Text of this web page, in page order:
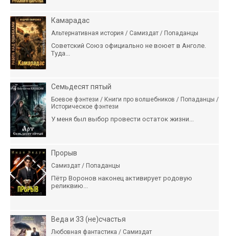
Камарадас
Альтернативная история / Самиздат / Попаданцы
Советский Союз официально не воюет в Анголе.
Туда...
Семьдесят пятый
Боевое фэнтези / Книги про волшебников / Попаданцы /
Историческое фэнтези
У меня был выбор провести остаток жизни...
Прорыв
Самиздат / Попаданцы
Пётр Воронов наконец активирует родовую
реликвию...
Веда и 33 (не)счастья
Любовная фантастика / Самиздат